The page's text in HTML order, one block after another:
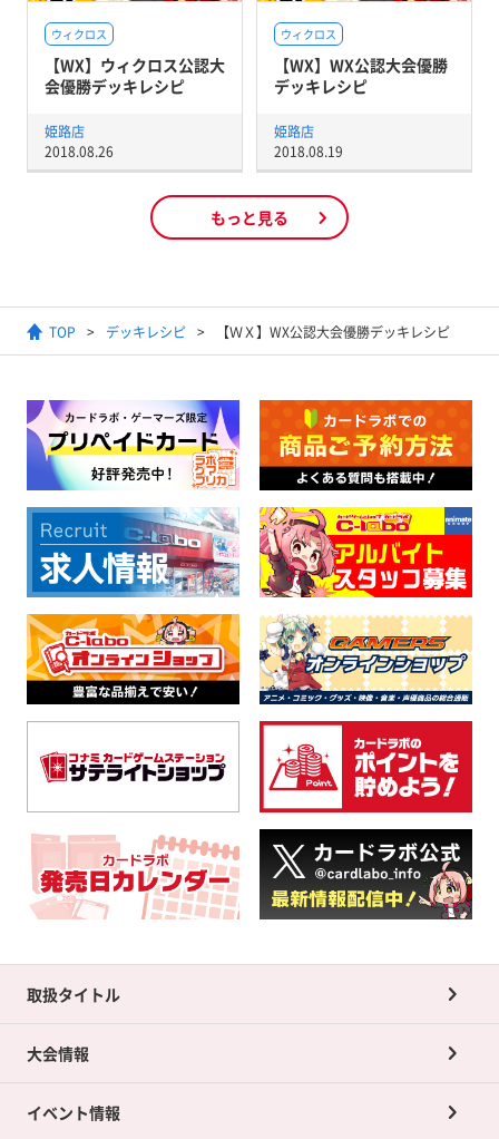
ウィクロス
【WX】ウィクロス公認大
会優勝デッキレシピ
姫路店
2018.08.26
ウィクロス
【WX】WX公認大会優勝
デッキレシピ
姫路店
2018.08.19
もっと見る
TOP デッキレシピ 【ＷＸ】WX公認大会優勝デッキレシピ
取扱タイトル
大会情報
イベント情報